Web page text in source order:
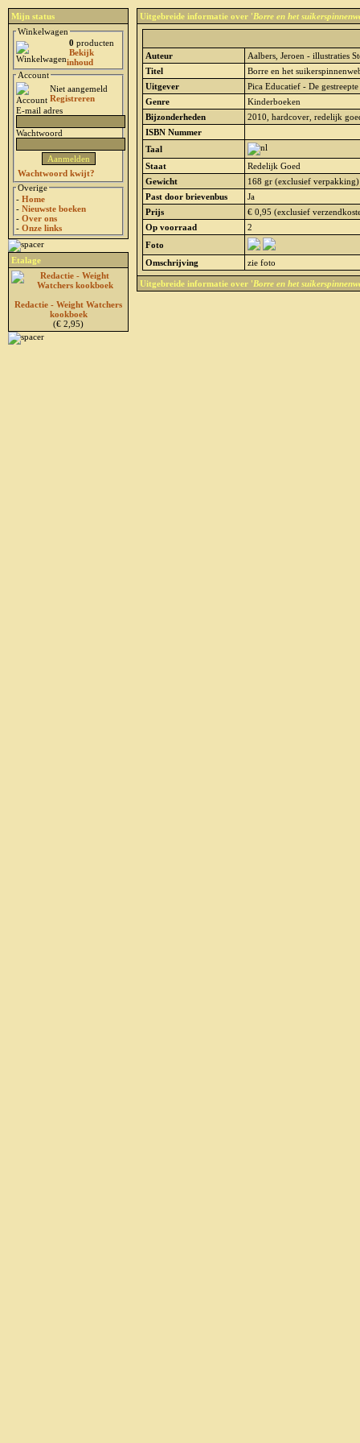
Mijn status
Winkelwagen
0 producten
Bekijk
inhoud
Account
Niet aangemeld
Registreren
E-mail adres
Wachtwoord
Wachtwoord kwijt?
Overige
- Home
- Nieuwste boeken
- Over ons
- Onze links
Etalage
Redactie - Weight Watchers
kookboek
(€ 2,95)
Uitgebreide informatie over 'Borre en het
Auteur
Aalbers, Jeroen - illustraties
Titel
Borre en het
Uitgever
Pica Educatief - De
Genre
Kinderboeken
Bijzonderheden
2010, hardcover, redelijk
ISBN Nummer
Taal
Staat
Redelijk Goed
Gewicht
168 gr (exclusief verpakking)
Past door brievenbus
Ja
Prijs
€ 0,95 (exclusief
Op voorraad
2
Foto
Omschrijving
zie foto
Uitgebreide informatie over 'Borre en het